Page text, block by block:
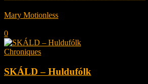
Mary Motionless
0
Chroniques
SKÁLD – Huldufólk